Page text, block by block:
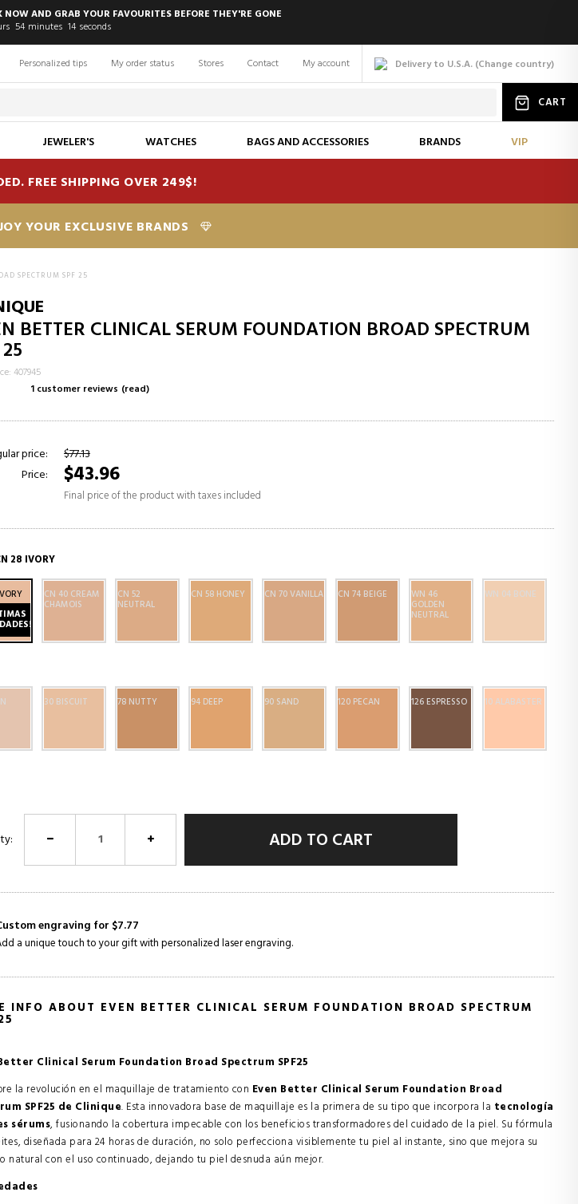
AND GRAB YOUR FAVOURITES BEFORE THEY'RE GONE
54 minutes 13 seconds
Delivery to U.S.A. (Change country)
Personalized tips My order status Stores Contact My account
CART
JEWELER'S WATCHES BAGS AND ACCESSORIES BRANDS VIP
FREE SHIPPING OVER 249$!
YOUR EXCLUSIVE BRANDS
SPECTRUM SPF 25
BETTER CLINICAL SERUM FOUNDATION BROAD SPECTRUM
407945
1 customer reviews (read)
price:
$77.13
Price:
$43.96
Final price of the product with taxes included
28 IVORY
CN 40 CREAM
CHAMOIS
CN 52
NEUTRAL
CN 58 HONEY CN 70 VANILLA CN 74 BEIGE WN 46
GOLDEN
NEUTRAL
WN 04 BONE
30 BISCUIT 78 NUTTY 94 DEEP 90 SAND 120 PECAN 126 ESPRESSO 10 ALABASTER
ADD TO CART
engraving for $7.77
a unique touch to your gift with personalized laser engraving.
INFO ABOUT EVEN BETTER CLINICAL SERUM FOUNDATION BROAD SPECTRUM
Clinical Serum Foundation Broad Spectrum SPF25
la revolución en el maquillaje de tratamiento con Even Better Clinical Serum Foundation Broad
SPF25 de Clinique. Esta innovadora base de maquillaje es la primera de su tipo que incorpora la tecnología
sérums, fusionando la cobertura impecable con los beneficios transformadores del cuidado de la piel. Su fórmula
diseñada para 24 horas de duración, no solo perfecciona visiblemente tu piel al instante, sino que mejora su
natural con el uso continuado, dejando tu piel desnuda aún mejor.